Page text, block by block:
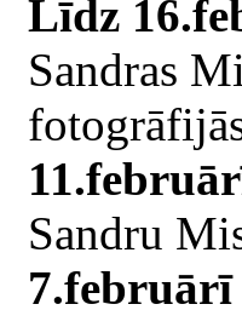
Līdz
Sandras
Sandru
7.februārī